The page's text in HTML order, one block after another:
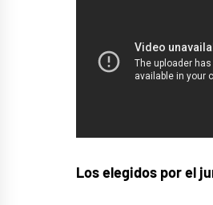
Los elegidos por el